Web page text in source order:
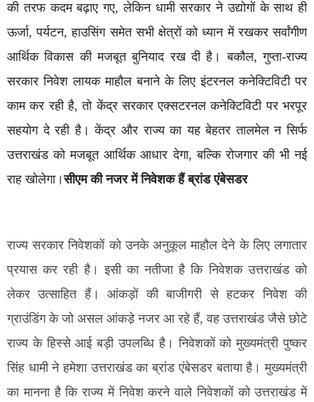
की तरफ कदम बढ़ाए गए, लेकिन धामी सरकार ने उद्योगों के साथ ही
ऊर्जा, पर्यटन, हाउसिंग समेत सभी क्षेत्रों को ध्यान में रखकर सर्वांगीण
आर्थिक विकास की मजबूत बुनियाद रख दी है। बकौल, गुप्ता-राज्य
सरकार निवेश लायक माहौल बनाने के लिए इंटरनल कनेक्टिविटी पर
काम कर रही है, तो केंद्र सरकार एक्सटरनल कनेक्टिविटी पर भरपूर
सहयोग दे रही है। केंद्र और राज्य का यह बेहतर तालमेल न सिर्फ
उत्तराखंड को मजबूत आर्थिक आधार देगा, बल्कि रोजगार की भी नई
राह खोलेगा।सीएम की नजर में निवेशक हैं ब्रांड एंबेसडर
राज्य सरकार निवेशकों को उनके अनुकूल माहौल देने के लिए लगातार
प्रयास कर रही है। इसी का नतीजा है कि निवेशक उत्तराखंड को
लेकर उत्साहित हैं। आंकड़ों की बाजीगरी से हटकर निवेश की
ग्राउंडिंग के जो असल आंकडे़ नजर आ रहे हैं, वह उत्तराखंड जैसे छोटे
राज्य के हिस्से आई बड़ी उपलब्धि है। निवेशकों को मुख्यमंत्री पुष्कर
सिंह धामी ने हमेशा उत्तराखंड का ब्रांड एंबेसडर बताया है। मुख्यमंत्री
का मानना है कि राज्य में निवेश करने वाले निवेशकों को उत्तराखंड में